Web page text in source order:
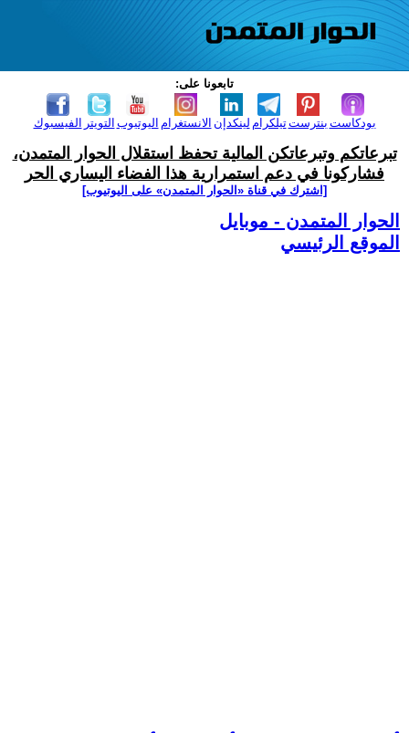
تابعونا على:
الفيسبوك التويتر اليوتيوب الانستغرام لينكدإن تيلكرامبنترست بودكاست
تبرعاتكم وتبرعاتكن المالية تحفظ استقلال الحوار المتمدن،
فشاركونا في دعم استمرارية هذا الفضاء اليساري الحر
[اشترك في قناة ‫«الحوار المتمدن» على اليوتيوب]
الحوار المتمدن - موبايل
الموقع الرئيسي